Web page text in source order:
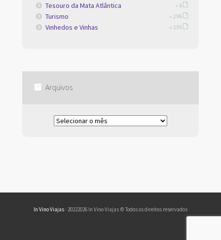
Tesouro da Mata Atlântica » 6
Turismo » 296
Vinhedos e Vinhas » 195
Arquivos
In Vino Viajas · 20222026 In Vino Viajas © Todos os direitos reservados